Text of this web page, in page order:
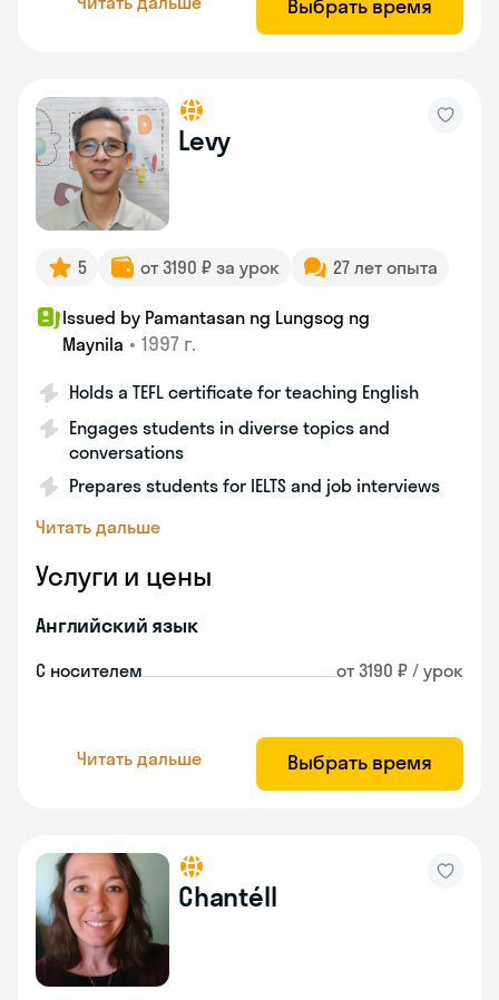
Выбрать время
Levy
5 от 3190 ₽ за урок 27 лет опыта
Issued by Pamantasan ng Lungsog ng
Maynila • 1997 г.
Holds a TEFL certificate for teaching English
Engages students in diverse topics and
conversations
Prepares students for IELTS and job interviews
Читать дальше
Услуги и цены
Английский язык
С носителем от 3190 ₽ / урок
Читать дальше Выбрать время
Chantéll